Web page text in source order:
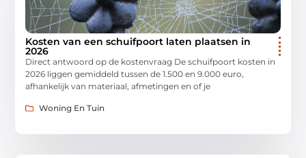
Kosten van een schuifpoort laten plaatsen in
2026
Direct antwoord op de kostenvraag De schuifpoort kosten in
2026 liggen gemiddeld tussen de 1.500 en 9.000 euro,
afhankelijk van materiaal, afmetingen en of je
Woning En Tuin